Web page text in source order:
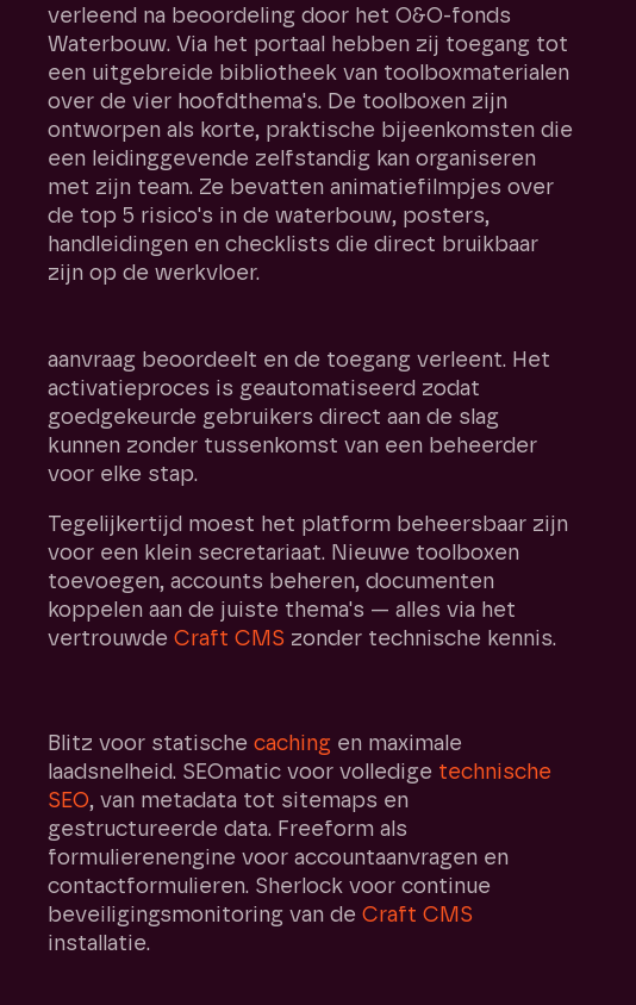
verleend na beoordeling door het O&O-fonds
Waterbouw. Via het portaal hebben zij toegang tot
een uitgebreide bibliotheek van toolboxmaterialen
over de vier hoofdthema's. De toolboxen zijn
ontworpen als korte, praktische bijeenkomsten die
een leidinggevende zelfstandig kan organiseren
met zijn team. Ze bevatten animatiefilmpjes over
de top 5 risico's in de waterbouw, posters,
handleidingen en checklists die direct bruikbaar
zijn op de werkvloer.
aanvraag beoordeelt en de toegang verleent. Het
activatieproces is geautomatiseerd zodat
goedgekeurde gebruikers direct aan de slag
kunnen zonder tussenkomst van een beheerder
voor elke stap.
Tegelijkertijd moest het platform beheersbaar zijn
voor een klein secretariaat. Nieuwe toolboxen
toevoegen, accounts beheren, documenten
koppelen aan de juiste thema's — alles via het
vertrouwde Craft CMS zonder technische kennis.
Blitz voor statische cachingen maximale
laadsnelheid. SEOmatic voor volledige technische
SEO, van metadata tot sitemaps en
gestructureerde data. Freeform als
formulierenengine voor accountaanvragen en
contactformulieren. Sherlock voor continue
beveiligingsmonitoring van de Craft CMS
installatie.